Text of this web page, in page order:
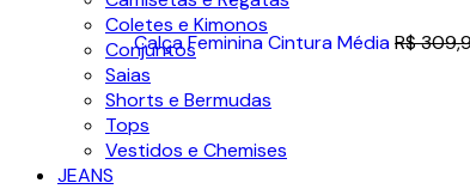
Coletes e Kimonos
Conjuntos
Saias
Shorts e Bermudas
Tops
Vestidos e Chemises
JEANS
Calça Feminina Cintura MédiaR$
-30%